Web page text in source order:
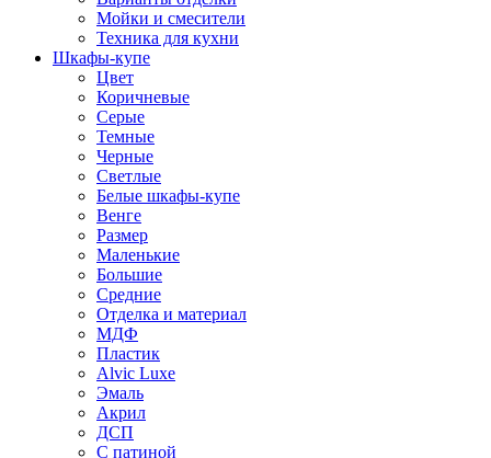
Мойки и смесители
Техника для кухни
Шкафы-купе
Цвет
Коричневые
Серые
Темные
Черные
Светлые
Белые шкафы-купе
Венге
Размер
Маленькие
Большие
Средние
Отделка и материал
МДФ
Пластик
Alvic Luxe
Эмаль
Акрил
ДСП
С патиной